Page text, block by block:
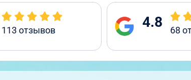
113 отзывов 4.8 68